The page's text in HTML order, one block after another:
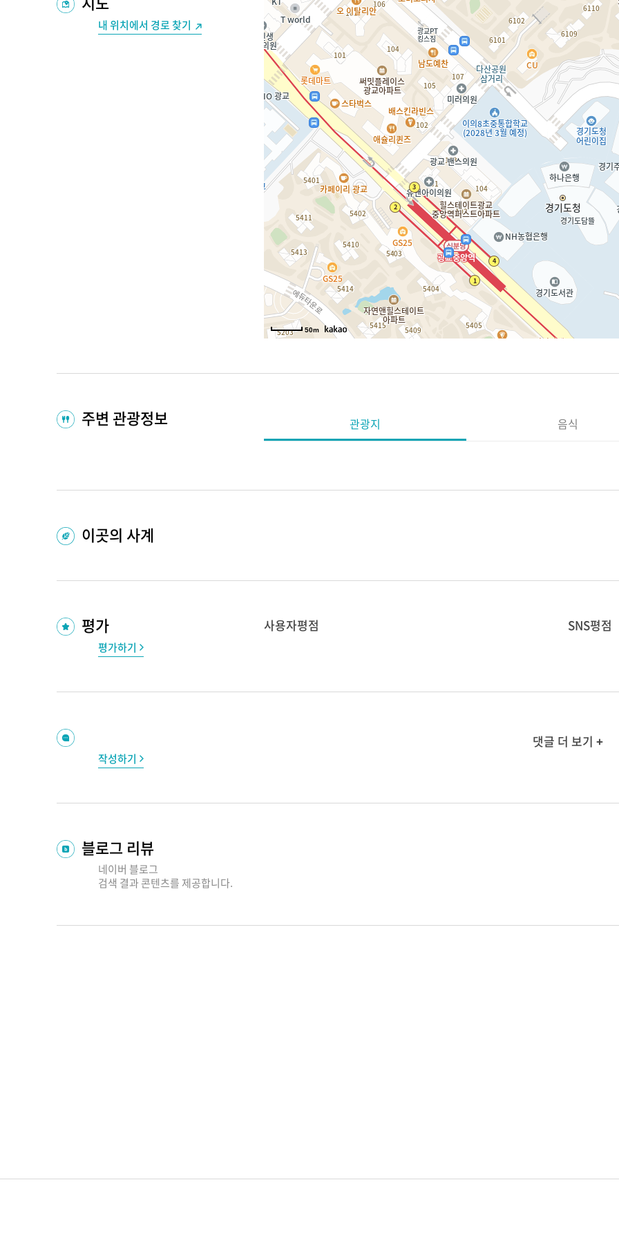
지도
내 위치에서 경로 찾기
50m
주변 관광정보 관광지 음식
이곳의 사계
평가
평가하기
사용자평점 SNS평점
작성하기
댓글 더 보기 +
블로그 리뷰
네이버 블로그
검색 결과 콘텐츠를 제공합니다.